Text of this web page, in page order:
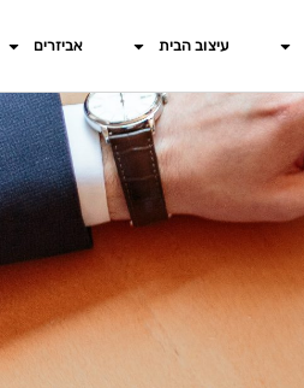
עיצוב הבית אביזרים